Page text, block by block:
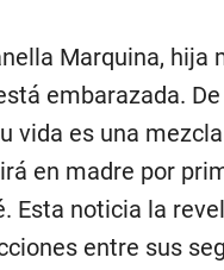
Marquina, hija
embarazada.
vida es una
en madre por
Esta noticia la
entre sus